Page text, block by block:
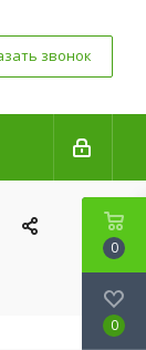
звонок
0
0